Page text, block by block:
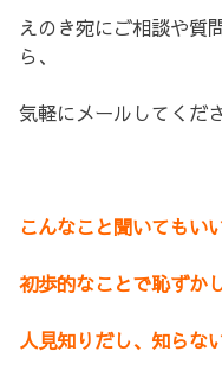
えのき宛にご相談や質
ら、
気軽にメールしてくだ
こんなこと聞いてもい
初歩的なことで恥ずか
人見知りだし、知らな